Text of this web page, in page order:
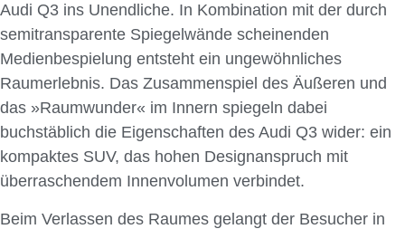
Audi Q3 ins Unendliche. In Kombination mit der durch
semitransparente Spiegelwände scheinenden
Medienbespielung entsteht ein ungewöhnliches
Raumerlebnis. Das Zusammenspiel des Äußeren und
das »Raumwunder« im Innern spiegeln dabei
buchstäblich die Eigenschaften des Audi Q3 wider: ein
kompaktes SUV, das hohen Designanspruch mit
überraschendem Innenvolumen verbindet.
Beim Verlassen des Raumes gelangt der Besucher in